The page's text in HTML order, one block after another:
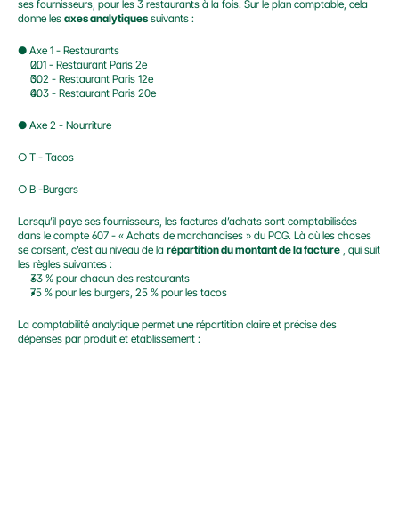
ses fournisseurs, pour les 3 restaurants à la fois. Sur le plan comptable, cela
donne les axes analytiques suivants :
● Axe 1 - Restaurants
001 - Restaurant Paris 2e
002 - Restaurant Paris 12e
003 - Restaurant Paris 20e
● Axe 2 - Nourriture
○ T - Tacos
○ B -Burgers
Lorsqu’il paye ses fournisseurs, les factures d’achats sont comptabilisées
dans le compte 607 - « Achats de marchandises » du PCG. Là où les choses
se corsent, c’est au niveau de la répartition du montant de la facture , qui suit
les règles suivantes :
33 % pour chacun des restaurants
75 % pour les burgers, 25 % pour les tacos
La comptabilité analytique permet une répartition claire et précise des
dépenses par produit et établissement :